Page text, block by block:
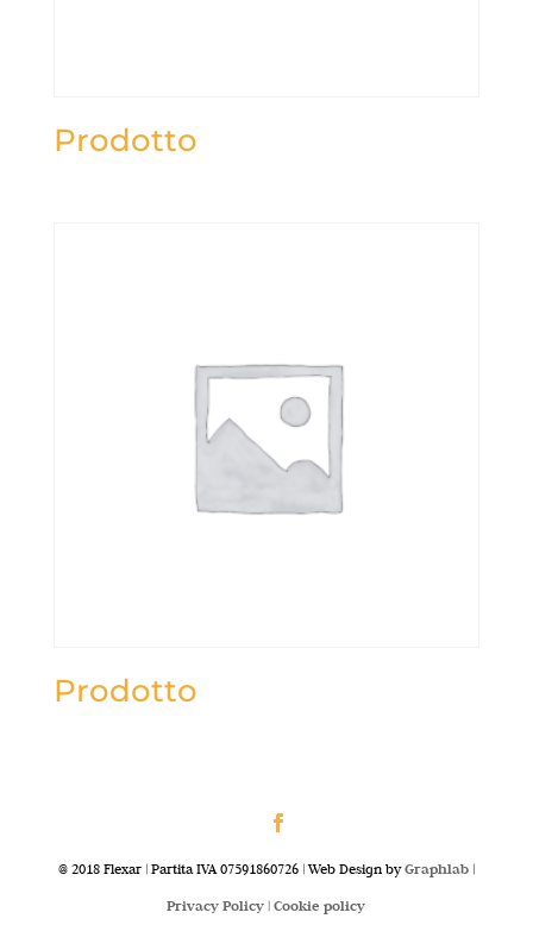
Prodotto
Prodotto
@ 2018 Flexar | Partita IVA 07591860726 | Web Design byGraphlab|
Privacy Policy |Cookie policy